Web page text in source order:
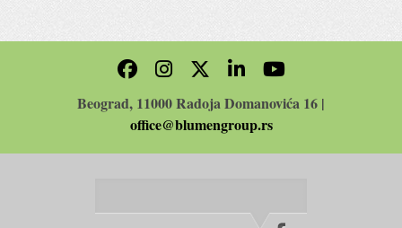
Beograd, 11000 Radoja Domanovića 16 |
office@blumengroup.rs